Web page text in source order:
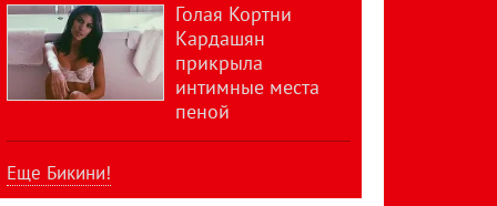
Голая Кортни
Кардашян
прикрыла
интимные места
пеной
Еще Бикини!